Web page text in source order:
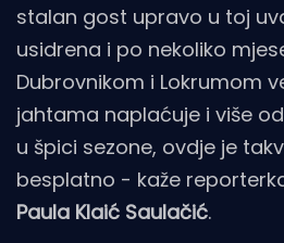
stalan gost upravo u toj
usidrena i po nekoliko
Dubrovnikom i Lokrumom
jahtama naplaćuje i više
u špici sezone, ovdje je
besplatno - kaže
Paula Klaić Saulačić.